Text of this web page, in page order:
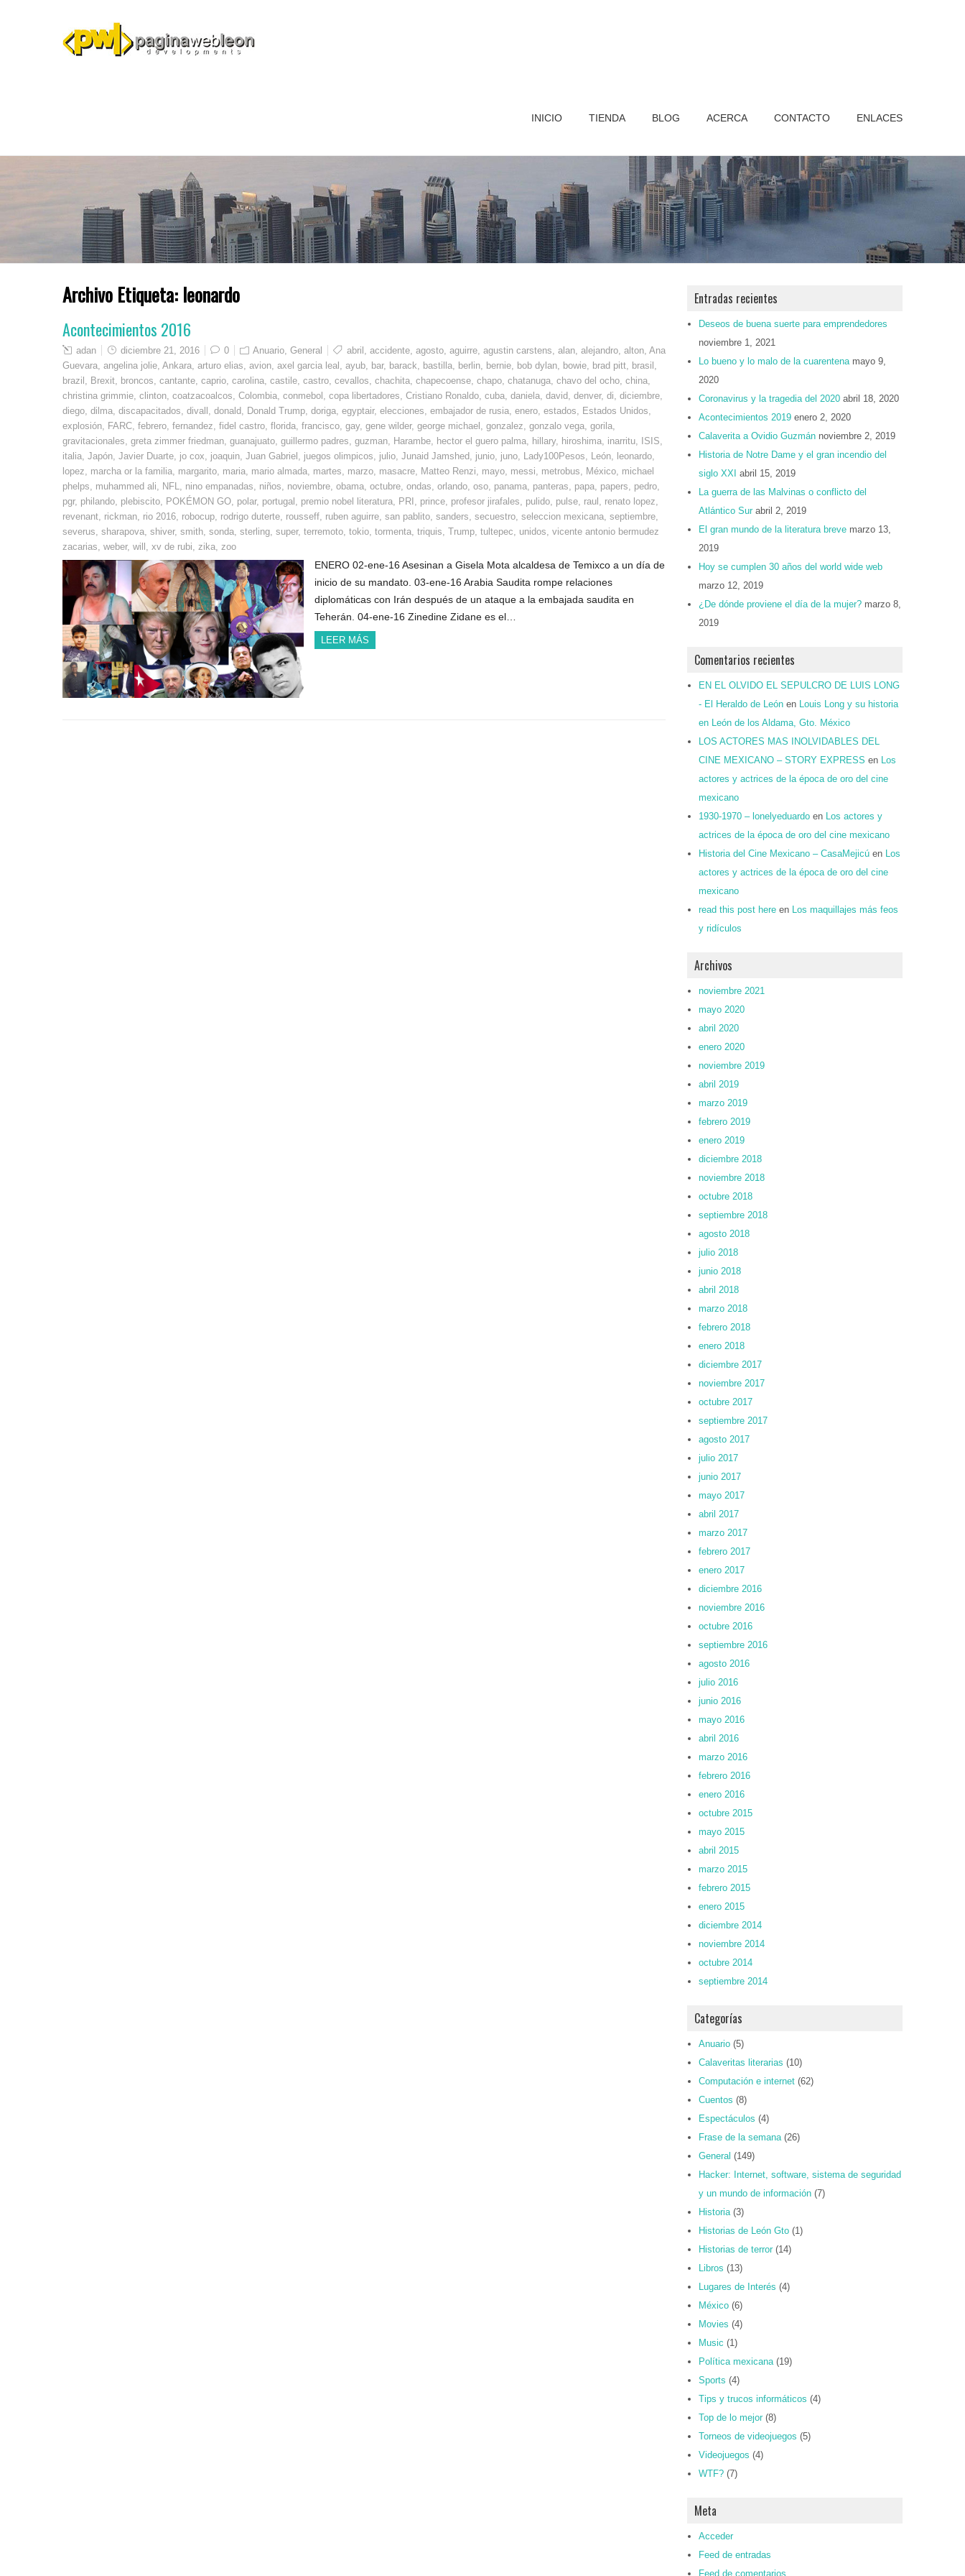
INICIO TIENDA BLOG ACERCA CONTACTO ENLACES
Archivo Etiqueta: leonardo
Acontecimientos 2016
adan diciembre 21, 2016 0 Anuario, General abril , accidente, agosto, aguirre, agustin carstens, alan, alejandro, alton, Ana
Guevara, angelina jolie, Ankara, arturo elias, avion, axel garcia leal , ayub, bar, barack, bastilla, berlin, bernie, bob dylan, bowie, brad pitt, brasil ,
brazil , Brexit, broncos, cantante, caprio, carolina, castile, castro, cevallos, chachita, chapecoense, chapo, chatanuga, chavo del ocho, china,
christina grimmie, clinton, coatzacoalcos, Colombia, conmebol , copa libertadores, Cristiano Ronaldo, cuba, daniela, david, denver, di, diciembre,
diego, dilma, discapacitados, divall , donald, Donald Trump, doriga, egyptair, elecciones, embajador de rusia, enero, estados, Estados Unidos,
explosión, FARC, febrero, fernandez, fidel castro, florida, francisco, gay, gene wilder, george michael , gonzalez, gonzalo vega, gorila,
gravitacionales, greta zimmer friedman, guanajuato, guillermo padres, guzman, Harambe, hector el guero palma, hillary, hiroshima, inarritu, ISIS,
italia, Japón, Javier Duarte, jo cox, joaquin, Juan Gabriel , juegos olimpicos, julio, Junaid Jamshed, junio, juno, Lady100Pesos, León, leonardo,
lopez, marcha or la familia, margarito, maria, mario almada, martes, marzo, masacre, Matteo Renzi, mayo, messi, metrobus, México, michael
phelps, muhammed ali, NFL, nino empanadas, niños, noviembre, obama, octubre, ondas, orlando, oso, panama, panteras, papa, papers, pedro,
pgr, philando, plebiscito, POKÉMON GO, polar, portugal , premio nobel literatura, PRI , prince, profesor jirafales, pulido, pulse, raul , renato lopez,
revenant, rickman, rio 2016, robocup, rodrigo duterte, rousseff, ruben aguirre, san pablito, sanders, secuestro, seleccion mexicana, septiembre,
severus, sharapova, shiver, smith, sonda, sterling, super, terremoto, tokio, tormenta, triquis, Trump, tultepec, unidos, vicente antonio bermudez
zacarias, weber, will , xv de rubi, zika, zoo
ENERO 02-ene-16 Asesinan a Gisela Mota alcaldesa de Temixco a un día de
inicio de su mandato. 03-ene-16 Arabia Saudita rompe relaciones
diplomáticas con Irán después de un ataque a la embajada saudita en
Teherán. 04-ene-16 Zinedine Zidane es el…
LEER MÁS
Entradas recientes
Deseos de buena suerte para emprendedores
noviembre 1, 2021
Lo bueno y lo malo de la cuarentena mayo 9,
2020
Coronavirus y la tragedia del 2020 abril 18, 2020
Acontecimientos 2019 enero 2, 2020
Calaverita a Ovidio Guzmán noviembre 2, 2019
Historia de Notre Dame y el gran incendio del
siglo XXI abril 15, 2019
La guerra de las Malvinas o conflicto del
Atlántico Sur abril 2, 2019
El gran mundo de la literatura breve marzo 13,
2019
Hoy se cumplen 30 años del world wide web
marzo 12, 2019
¿De dónde proviene el día de la mujer? marzo 8,
2019
Comentarios recientes
EN EL OLVIDO EL SEPULCRO DE LUIS LONG
- El Heraldo de León en Louis Long y su historia
en León de los Aldama, Gto. México
LOS ACTORES MAS INOLVIDABLES DEL
CINE MEXICANO – STORY EXPRESS en Los
actores y actrices de la época de oro del cine
mexicano
1930-1970 – lonelyeduardo en Los actores y
actrices de la época de oro del cine mexicano
Historia del Cine Mexicano – CasaMejicú en Los
actores y actrices de la época de oro del cine
mexicano
read this post here en Los maquillajes más feos
y ridículos
Archivos
noviembre 2021
mayo 2020
abril 2020
enero 2020
noviembre 2019
abril 2019
marzo 2019
febrero 2019
enero 2019
diciembre 2018
noviembre 2018
octubre 2018
septiembre 2018
agosto 2018
julio 2018
junio 2018
abril 2018
marzo 2018
febrero 2018
enero 2018
diciembre 2017
noviembre 2017
octubre 2017
septiembre 2017
agosto 2017
julio 2017
junio 2017
mayo 2017
abril 2017
marzo 2017
febrero 2017
enero 2017
diciembre 2016
noviembre 2016
octubre 2016
septiembre 2016
agosto 2016
julio 2016
junio 2016
mayo 2016
abril 2016
marzo 2016
febrero 2016
enero 2016
octubre 2015
mayo 2015
abril 2015
marzo 2015
febrero 2015
enero 2015
diciembre 2014
noviembre 2014
octubre 2014
septiembre 2014
Categorías
Anuario (5)
Calaveritas literarias (10)
Computación e internet (62)
Cuentos (8)
Espectáculos (4)
Frase de la semana(26)
General (149)
Hacker: Internet, software, sistema de seguridad
y un mundo de información (7)
Historia(3)
Historias de León Gto (1)
Historias de terror (14)
Libros (13)
Lugares de Interés (4)
México (6)
Movies (4)
Music (1)
Política mexicana(19)
Sports (4)
Tips y trucos informáticos (4)
Top de lo mejor (8)
Torneos de videojuegos (5)
Videojuegos (4)
WTF? (7)
Meta
Acceder
Feed de entradas
Feed de comentarios